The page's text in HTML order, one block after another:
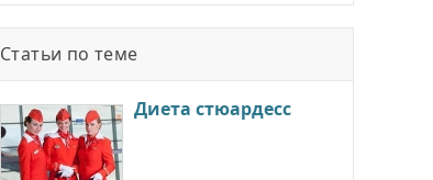
Статьи по теме
Диета стюардесс